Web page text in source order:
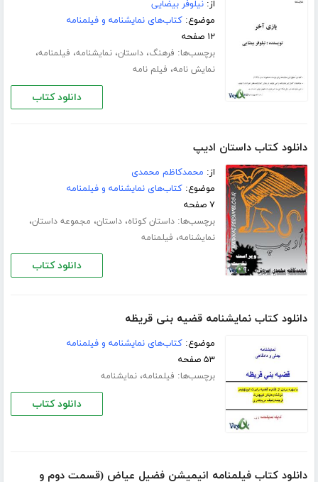
از:نیلوفر بیضایی
موضوع:کتاب‌های نمایشنامه و فیلمنامه
۱۲ صفحه
برچسب‌ها: فرهنگ،داستان،نمایشنامه، فیلمنامه،
نمایش نامه، فیلم نامه
دانلود کتاب
دانلود کتاب داستان ادیپ
از: محمدکاظم محمدی
موضوع:کتاب‌های نمایشنامه و فیلمنامه
۷ صفحه
برچسب‌ها:داستان کوتاه،داستان، مجموعه داستان،
نمایشنامه، فیلمنامه
دانلود کتاب
دانلود کتاب نمایشنامه قضیه بنی قریظه
موضوع:کتاب‌های نمایشنامه و فیلمنامه
۵۳ صفحه
برچسب‌ها: فیلمنامه،نمایشنامه
دانلود کتاب
دانلود کتاب فیلمنامه انیمیشن فضیل عیاض (قسمت دوم و